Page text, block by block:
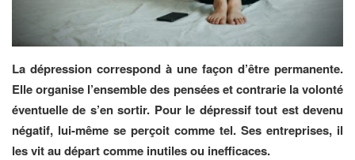
La dépression correspond à une façon d’être permanente.
Elle organise l’ensemble des pensées et contrarie la volonté
éventuelle de s’en sortir. Pour le dépressif tout est devenu
négatif, lui-même se perçoit comme tel. Ses entreprises, il
les vit au départ comme inutiles ou inefficaces.